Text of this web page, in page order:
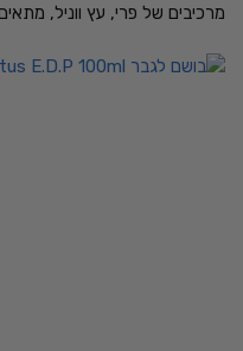
מרכיבים של פרי, עץ ווניל,